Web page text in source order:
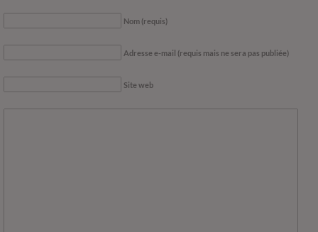
Nom (requis)
Adresse e-mail (requis mais ne sera pas publiée)
Site web